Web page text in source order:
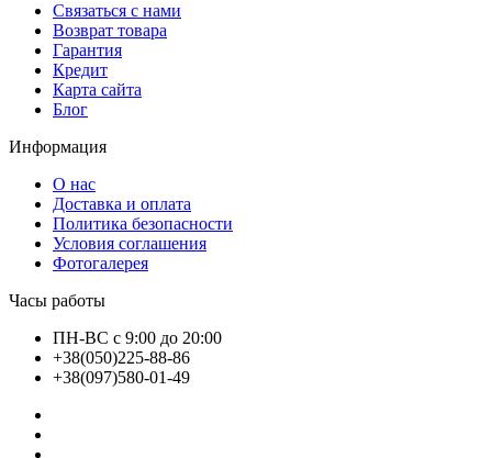
Связаться с нами
Возврат товара
Гарантия
Кредит
Карта сайта
Блог
Информация
О нас
Доставка и оплата
Политика безопасности
Условия соглашения
Фотогалерея
Часы работы
ПН-ВС с 9:00 до 20:00
+38(050)225-88-86
+38(097)580-01-49